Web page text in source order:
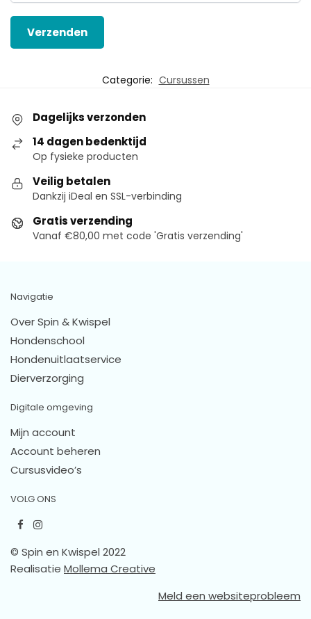
Categorie: Cursussen
Dagelijks verzonden
14 dagen bedenktijd
Op fysieke producten
Veilig betalen
Dankzij iDeal en SSL-verbinding
Gratis verzending
Vanaf €80,00 met code 'Gratis verzending'
Navigatie
Over Spin & Kwispel
Hondenschool
Hondenuitlaatservice
Dierverzorging
Digitale omgeving
Mijn account
Account beheren
Cursusvideo’s
VOLG ONS
© Spin en Kwispel 2022
Realisatie Mollema Creative
Meld een websiteprobleem